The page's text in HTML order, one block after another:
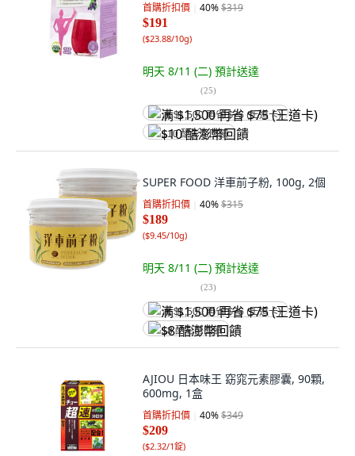
首購折扣價 40%$319
$191
($23.88/10g)
明天 8/11 (二) 預計送達
(25)
满 $1,500 再省 $75 (王道卡)
$10 酷澎幣回饋
SUPER FOOD 洋車前子粉, 100g, 2個
首購折扣價 40%$315
$189
($9.45/10g)
明天 8/11 (二) 預計送達
(23)
满 $1,500 再省 $75 (王道卡)
$8 酷澎幣回饋
AJIOU 日本味王 窈窕元素膠囊, 90顆,
600mg, 1盒
首購折扣價 40%$349
$209
($2.32/1錠)